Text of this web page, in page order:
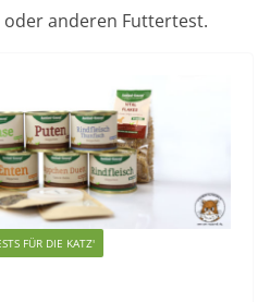
anderen Futtertest.
FÜR DIE KATZ'